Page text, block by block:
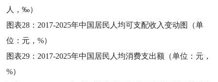
人，‰）
图表28： 2017-2025年中国居民人均可支配收入变动图（单
位：元，%）
图表29： 2017-2025年中国居民人均消费支出额（单位：元，
%）